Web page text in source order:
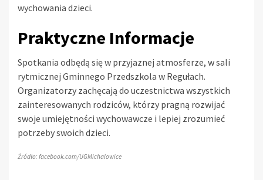
wychowania dzieci.
Praktyczne Informacje
Spotkania odbędą się w przyjaznej atmosferze, w sali
rytmicznej Gminnego Przedszkola w Regułach.
Organizatorzy zachęcają do uczestnictwa wszystkich
zainteresowanych rodziców, którzy pragną rozwijać
swoje umiejętności wychowawcze i lepiej zrozumieć
potrzeby swoich dzieci.
Źródło: facebook.com/UGMichalowice